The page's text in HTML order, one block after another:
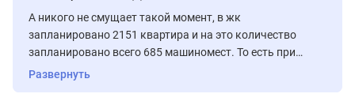
А никого не смущает такой момент, в жк
запланировано 2151 квартира и на это количество
запланировано всего 685 машиномест. То есть при
грубом подсчете, почти 1500 квартир остаются без
Развернуть